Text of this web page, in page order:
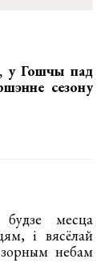
у Гошчы пад
сезону
месца
і вясёлай
небам